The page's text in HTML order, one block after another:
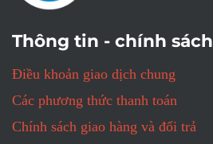
Thông tin - chính sách
Điều khoản giao dịch chung
Các phương thức thanh toán
Chính sách giao hàng và đổi trả